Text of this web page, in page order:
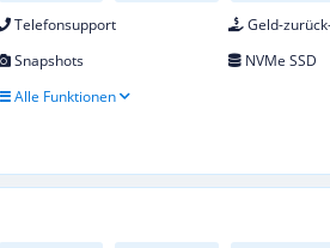
Telefonsupport
Geld-
Snapshots
NVMe SSD
Alle Funktionen